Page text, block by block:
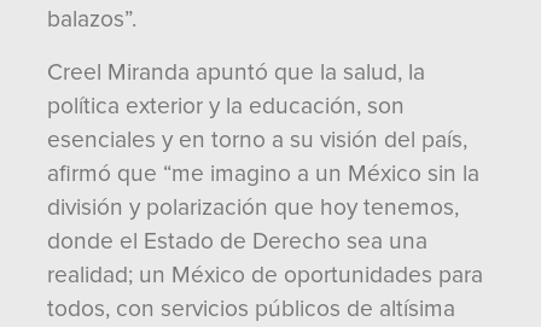
balazos”.
Creel Miranda apuntó que la salud, la
política exterior y la educación, son
esenciales y en torno a su visión del país,
afirmó que “me imagino a un México sin la
división y polarización que hoy tenemos,
donde el Estado de Derecho sea una
realidad; un México de oportunidades para
todos, con servicios públicos de altísima